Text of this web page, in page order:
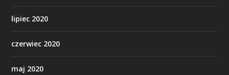
lipiec 2020
czerwiec 2020
maj 2020